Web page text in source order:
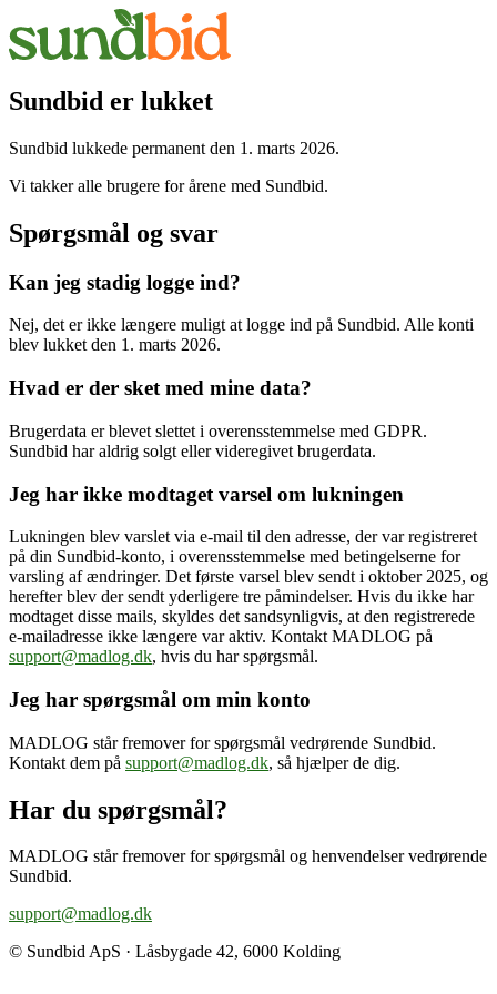
Sundbid er lukket
Sundbid lukkede permanent den 1. marts 2026.
Vi takker alle brugere for årene med Sundbid.
Spørgsmål og svar
Kan jeg stadig logge ind?
Nej, det er ikke længere muligt at logge ind på Sundbid. Alle konti
blev lukket den 1. marts 2026.
Hvad er der sket med mine data?
Brugerdata er blevet slettet i overensstemmelse med GDPR.
Sundbid har aldrig solgt eller videregivet brugerdata.
Jeg har ikke modtaget varsel om lukningen
Lukningen blev varslet via e-mail til den adresse, der var registreret
på din Sundbid-konto, i overensstemmelse med betingelserne for
varsling af ændringer. Det første varsel blev sendt i oktober 2025, og
herefter blev der sendt yderligere tre påmindelser. Hvis du ikke har
modtaget disse mails, skyldes det sandsynligvis, at den registrerede
e-mailadresse ikke længere var aktiv. Kontakt MADLOG på
support@madlog.dk, hvis du har spørgsmål.
Jeg har spørgsmål om min konto
MADLOG står fremover for spørgsmål vedrørende Sundbid.
Kontakt dem på support@madlog.dk, så hjælper de dig.
Har du spørgsmål?
MADLOG står fremover for spørgsmål og henvendelser vedrørende
Sundbid.
support@madlog.dk
© Sundbid ApS · Låsbygade 42, 6000 Kolding